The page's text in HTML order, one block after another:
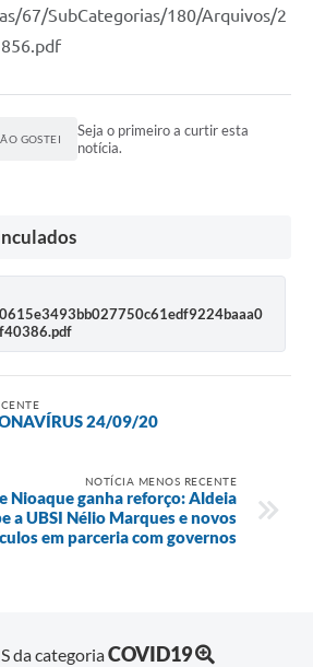
67/SubCategorias/180/Arquivos/2
GOSTEI
Seja o primeiro a curtir esta
notícia.
24/09/20
NOTÍCIA MENOS RECENTE
Nioaque ganha reforço: Aldeia
a UBSI Nélio Marques e novos
em parceria com governos
da categoriaCOVID19